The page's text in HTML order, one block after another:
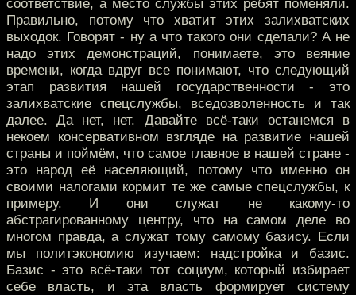
соответствие, а место службы этих ребят поменяли.
Правильно, потому что хватит этих залихватских
выходок. Говорят - ну а что такого они сделали? А не
надо этих демонстраций, понимаете, это веяние
времени, когда вдруг все понимают, что следующий
этап развития нашей государственности - это
залихватские спецслужбы, вседозволенность и так
далее. Да нет, нет. Давайте всё-таки останемся в
некоем консервативном взгляде на развитие нашей
страны и поймём, что самое главное в нашей стране -
это народ её населяющий, потому что именно он
своими налогами кормит те же самые спецслужбы, к
примеру. И они служат не какому-то
абстрагированному центру, что на самом деле во
многом правда, а служат тому самому базису. Если
мы политэкономию изучаем: надстройка и базис.
Базис - это всё-таки тот социум, который избирает
себе власть, и эта власть формирует систему